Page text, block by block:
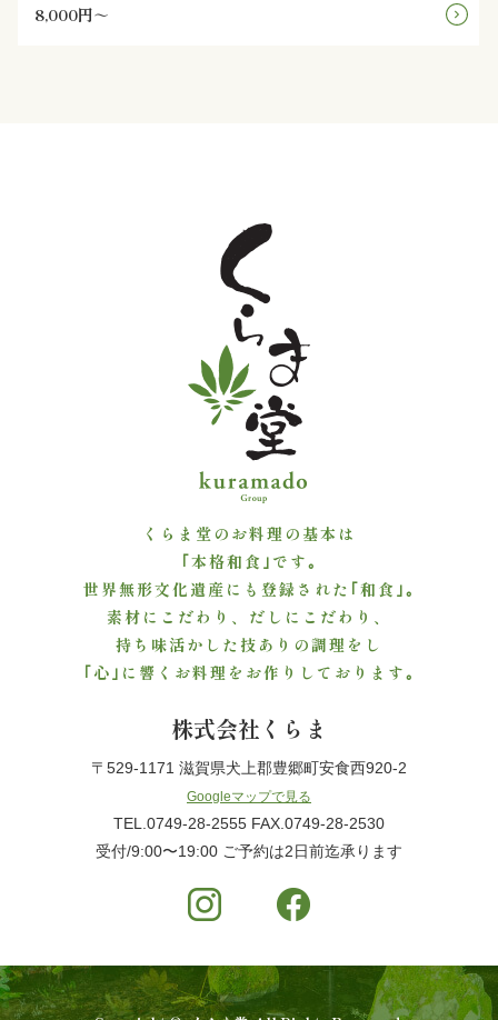
米
ぶ
8,000円～
くらま堂のお料理の基本は
｢本格和食｣です｡
世界無形文化遺産にも登録された｢和食｣｡
素材にこだわり、だしにこだわり、
持ち味活かした技ありの調理をし
｢心｣に響くお料理をお作りしております｡
株式会社くらま
〒529-1171 滋賀県犬上郡豊郷町安食西920-2
Googleマップで見る
TEL.0749-28-2555 FAX.0749-28-2530
受付/9:00〜19:00 ご予約は2日前迄承ります